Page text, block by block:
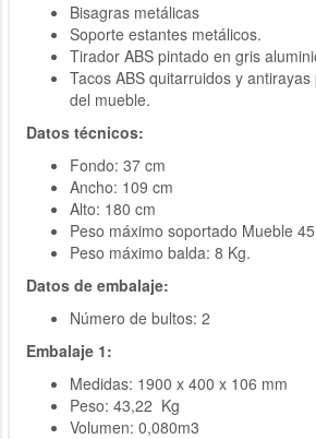
Bisagras metálicas
Soporte estantes metálicos.
Tirador ABS pintado en gris
Tacos ABS quitarruidos y
del mueble.
Datos técnicos:
Fondo: 37 cm
Ancho: 109 cm
Alto: 180 cm
Peso máximo soportado Mueble
Peso máximo balda: 8 Kg.
Datos de embalaje:
Número de bultos: 2
Embalaje 1:
Medidas: 1900 x 400 x 106 mm
Peso: 43,22 Kg
Volumen: 0,080m3